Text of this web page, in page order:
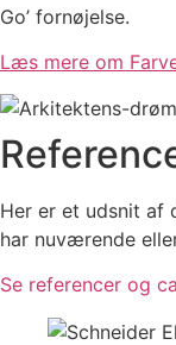
Go’ fornøjelse.
Læs mere om
Her er et udsnit af
har nuværende
Se referencer og